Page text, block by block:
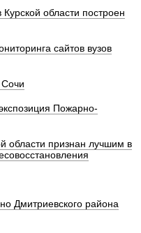
области построен
сайтов вузов
Пожарно-
области признан лучшим в
Дмитриевского района